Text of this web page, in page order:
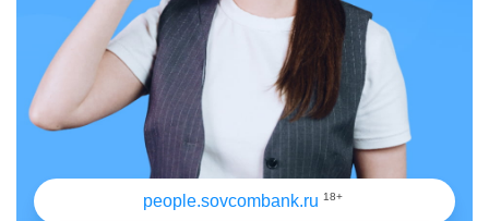
people.sovcombank.ru 18+